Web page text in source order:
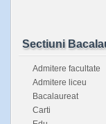
Sectiuni
Admitere facultate
Admitere liceu
Bacalaureat
Carti